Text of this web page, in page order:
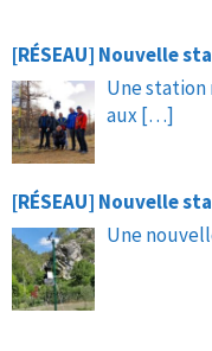
[RÉSEAU] Nouvelle
Une station
aux […]
[RÉSEAU] Nouvelle
Une